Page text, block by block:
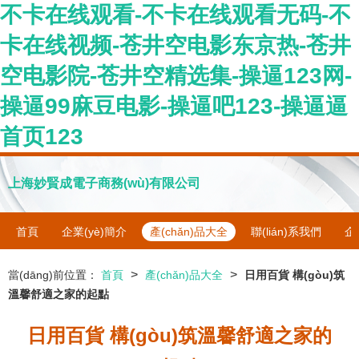
不卡在线观看-不卡在线观看无码-不
卡在线视频-苍井空电影东京热-苍井
空电影院-苍井空精选集-操逼123网-
操逼99麻豆电影-操逼吧123-操逼逼
首页123
上海妙賢成電子商務(wù)有限公司
首頁 企業(yè)簡介 產(chǎn)品大全 聯(lián)系我們 企
當(dāng)前位置： 首頁 > 產(chǎn)品大全 >
日用百貨 構(gòu)筑
溫馨舒適之家的起點
日用百貨 構(gòu)筑溫馨舒適之家的